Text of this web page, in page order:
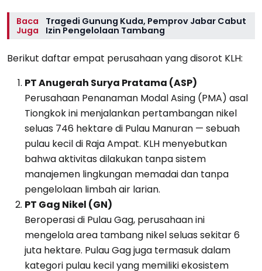
Baca
Juga
Tragedi Gunung Kuda, Pemprov Jabar Cabut
Izin Pengelolaan Tambang
Berikut daftar empat perusahaan yang disorot KLH:
PT Anugerah Surya Pratama (ASP)
Perusahaan Penanaman Modal Asing (PMA) asal
Tiongkok ini menjalankan pertambangan nikel
seluas 746 hektare di Pulau Manuran — sebuah
pulau kecil di Raja Ampat. KLH menyebutkan
bahwa aktivitas dilakukan tanpa sistem
manajemen lingkungan memadai dan tanpa
pengelolaan limbah air larian.
PT Gag Nikel (GN)
Beroperasi di Pulau Gag, perusahaan ini
mengelola area tambang nikel seluas sekitar 6
juta hektare. Pulau Gag juga termasuk dalam
kategori pulau kecil yang memiliki ekosistem